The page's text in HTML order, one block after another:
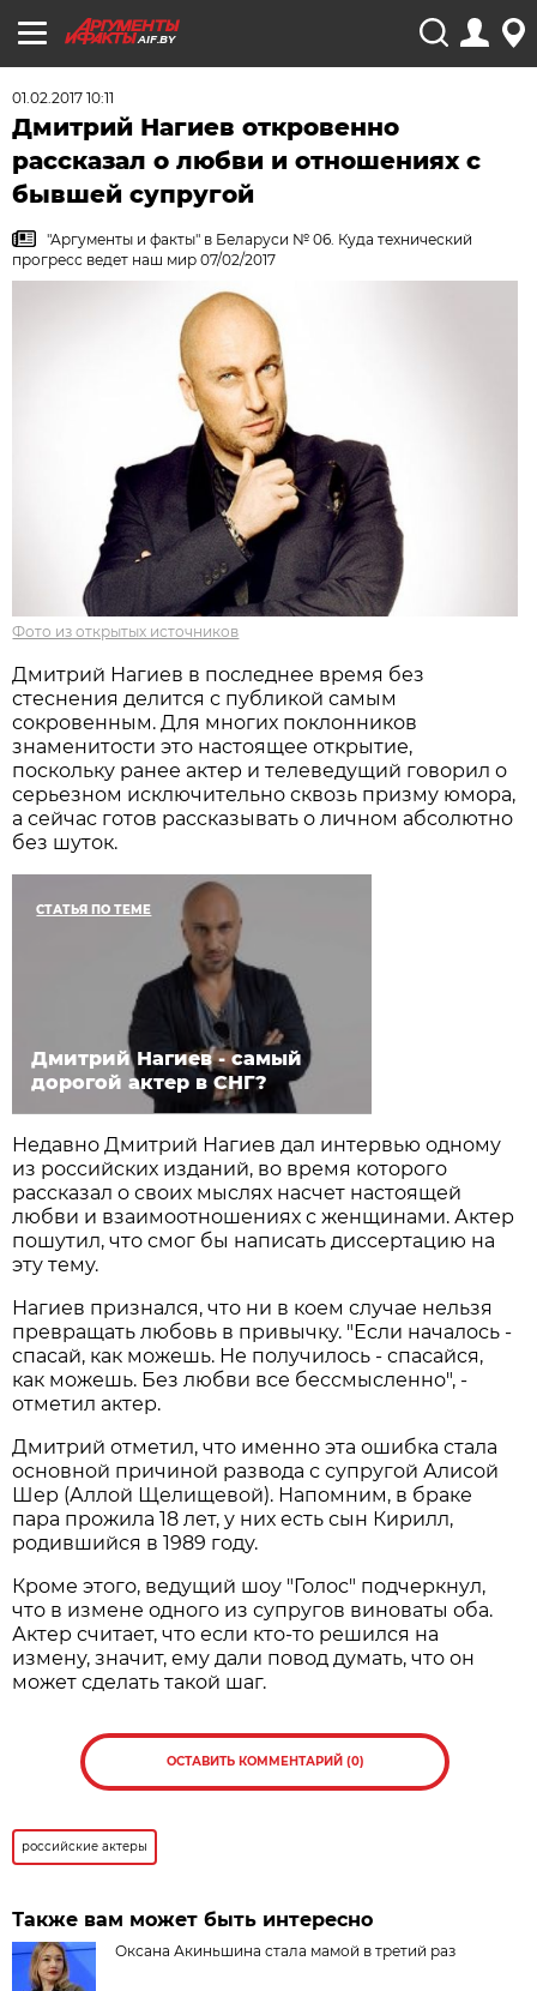
AIF.BY
01.02.2017 10:11
Дмитрий Нагиев откровенно
рассказал о любви и отношениях с
бывшей супругой
"Аргументы и факты" в Беларуси № 06. Куда технический
прогресс ведет наш мир 07/02/2017
Фото из открытых источников
Дмитрий Нагиев в последнее время без
стеснения делится с публикой самым
сокровенным. Для многих поклонников
знаменитости это настоящее открытие,
поскольку ранее актер и телеведущий говорил о
серьезном исключительно сквозь призму юмора,
а сейчас готов рассказывать о личном абсолютно
без шуток.
СТАТЬЯ ПО ТЕМЕ
Дмитрий Нагиев - самый
дорогой актер в СНГ?
Недавно Дмитрий Нагиев дал интервью одному
из российских изданий, во время которого
рассказал о своих мыслях насчет настоящей
любви и взаимоотношениях с женщинами. Актер
пошутил, что смог бы написать диссертацию на
эту тему.
Нагиев признался, что ни в коем случае нельзя
превращать любовь в привычку. "Если началось -
спасай, как можешь. Не получилось - спасайся,
как можешь. Без любви все бессмысленно", -
отметил актер.
Дмитрий отметил, что именно эта ошибка стала
основной причиной развода с супругой Алисой
Шер (Аллой Щелищевой). Напомним, в браке
пара прожила 18 лет, у них есть сын Кирилл,
родившийся в 1989 году.
Кроме этого, ведущий шоу "Голос" подчеркнул,
что в измене одного из супругов виноваты оба.
Актер считает, что если кто-то решился на
измену, значит, ему дали повод думать, что он
может сделать такой шаг.
ОСТАВИТЬ КОММЕНТАРИЙ (0)
российские актеры
Также вам может быть интересно
Оксана Акиньшина стала мамой в третий раз